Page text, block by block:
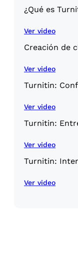
¿Qué es
Ver video
Creación de
Ver video
Turnitin:
Ver video
Turnitin:
Ver video
Turnitin:
Ver video